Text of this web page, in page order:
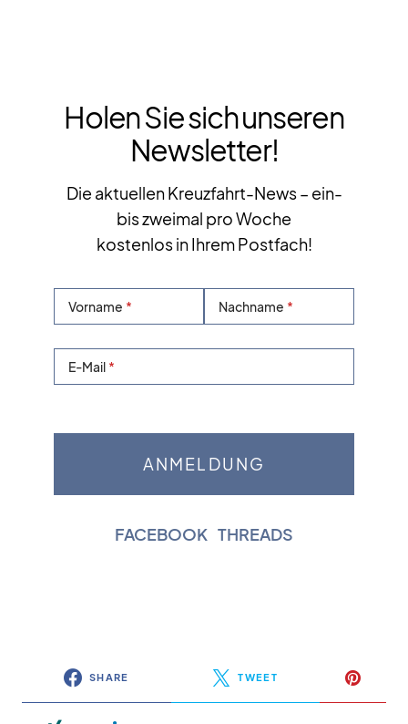
Holen Sie sich unseren
Newsletter!
Die aktuellen Kreuzfahrt-News – ein-
bis zweimal pro Woche
kostenlos in Ihrem Postfach!
Vorname Nachname
E-Mail
FACEBOOK THREADS
SHARE TWEET